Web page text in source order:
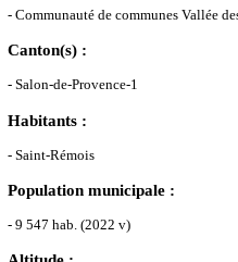
- Communauté de communes Vallée
Canton(s) :
- Salon-de-Provence-1
Habitants :
- Saint-Rémois
Population municipale :
- 9 547 hab. (2022 v)